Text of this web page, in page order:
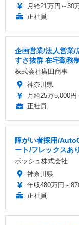
月給21万円～30
正社員
企画営業/法人営業/
すさ抜群 在宅勤務
株式会社廣田商事
神奈川県
月給25万5,000円
正社員
障がい者採用/
ート/フレックスあり
ボッシュ株式会社
神奈川県
年収480万円～
正社員